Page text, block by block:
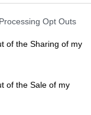
website/app uses one
or usage behaviour.
to Google and its
specified purposes
Opt Outs
of the Sharing of my
of the Sale of my